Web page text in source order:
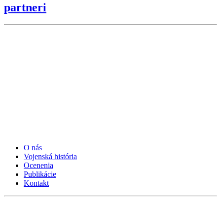
partneri
O nás
Vojenská história
Ocenenia
Publikácie
Kontakt